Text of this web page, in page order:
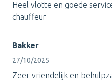
Heel vlotte en goede
chauffeur
Bakker
27/10/2025
Zeer vriendelijk en